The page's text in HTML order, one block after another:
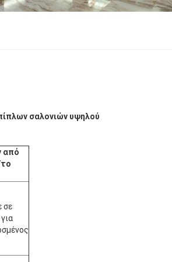
σαλονιών υψηλού
από
σε